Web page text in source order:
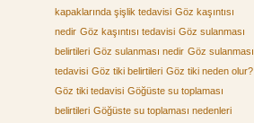
kapaklarında şişlik tedavisi Göz kaşıntısı
nedir Göz kaşıntısı tedavisi Göz sulanması
belirtileri Göz sulanması nedir Göz sulanması
tedavisi Göz tiki belirtileri Göz tiki neden olur?
Göz tiki tedavisi Göğüste su toplaması
belirtileri Göğüste su toplaması nedenleri